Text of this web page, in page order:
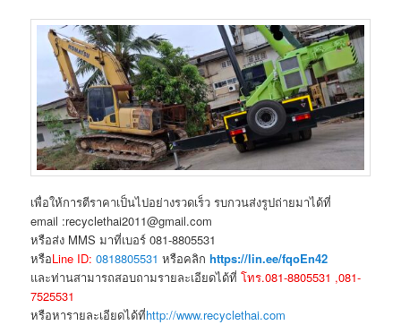
เพื่อให้การตีราคาเป็นไปอย่างรวดเร็ว รบกวนส่งรูปถ่ายมาได้ที่
email :recyclethai2011@gmail.com
หรือส่ง MMS มาที่เบอร์ 081-8805531
หรือLine ID:0818805531 หรือคลิกhttps://lin.ee/fqoEn42
และท่านสามารถสอบถามรายละเอียดได้ที่โทร.081-8805531 ,081-
7525531
หรือหารายละเอียดได้ที่http://www.recyclethai.com